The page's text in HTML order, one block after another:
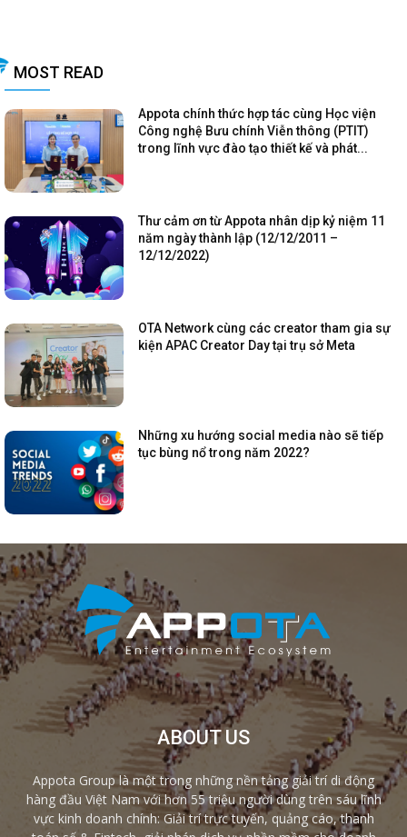
MOST READ
Appota chính thức hợp tác cùng Học viện
Công nghệ Bưu chính Viễn thông (PTIT)
trong lĩnh vực đào tạo thiết kế và phát...
Thư cảm ơn từ Appota nhân dịp kỷ niệm 11
năm ngày thành lập (12/12/2011 –
12/12/2022)
OTA Network cùng các creator tham gia sự
kiện APAC Creator Day tại trụ sở Meta
Những xu hướng social media nào sẽ tiếp
tục bùng nổ trong năm 2022?
ABOUT US
Appota Group là một trong những nền tảng giải trí di động
hàng đầu Việt Nam với hơn 55 triệu người dùng trên sáu lĩnh
vực kinh doanh chính: Giải trí trực tuyến, quảng cáo, thanh